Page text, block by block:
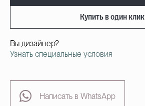
Купить в один клик
Вы дизайнер?
Узнать специальные условия
Написать в WhatsApp